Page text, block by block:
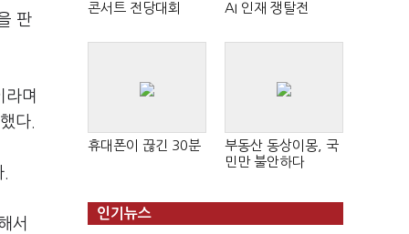
판
며
다.
서
콘서트 전당대회 AI 인재 쟁탈전
휴대폰이 끊긴 30분
부동산 동상이몽, 국
민만 불안하다
인기뉴스